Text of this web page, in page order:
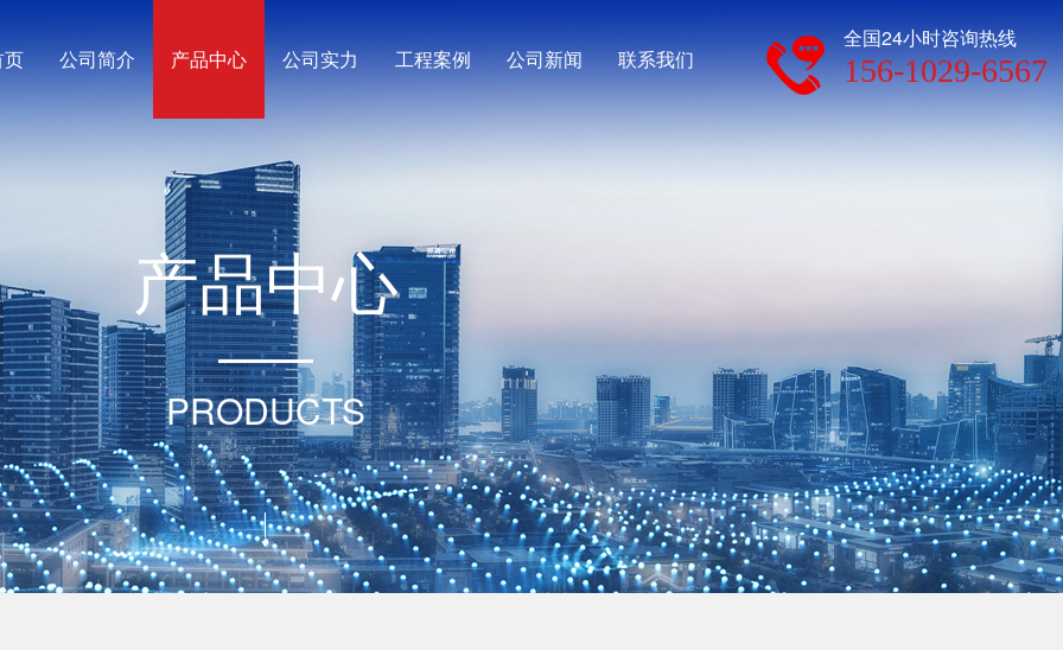
页 公司简介 产品中心 公司实力 工程案例 公司新闻 联系我们
全国24小时咨询热线
156-1029-6567
产品中心
PRODUCTS